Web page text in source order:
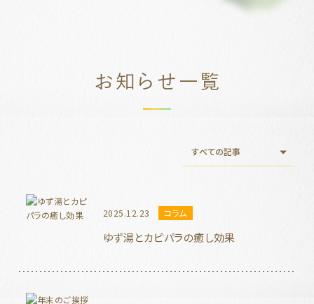
お知らせ一覧
2025.12.23 コラム
ゆず湯とカピパラの癒し効果